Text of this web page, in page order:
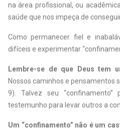
na área profissional, ou
saúde que nos impeça de
Como permanecer fiel e
difíceis e experimentar
Lembre-se de que Deus tem
Nossos caminhos e pensamentos
9). Talvez seu
testemunho para levar outros a
Um “confinamento” não é um